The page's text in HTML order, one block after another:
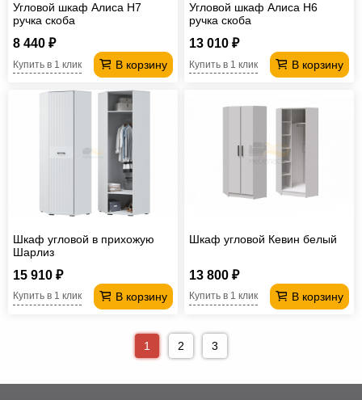
Угловой шкаф Алиса H7
ручка скоба
8 440 ₽
В корзину
Купить в 1 клик
Угловой шкаф Алиса H6
ручка скоба
13 010 ₽
В корзину
Купить в 1 клик
Шкаф угловой в прихожую
Шарлиз
15 910 ₽
В корзину
Купить в 1 клик
Шкаф угловой Кевин белый
13 800 ₽
В корзину
Купить в 1 клик
1 2 3